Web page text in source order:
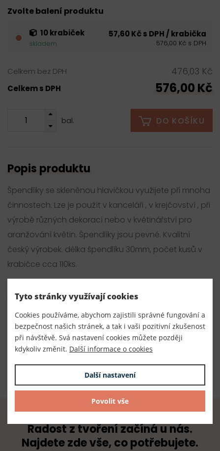
Zvolte balení produktu
10 krabiček
skladem
57,60 Kč s DPH / krabička
576,00 Kč s DPH
Celkem bez DPH 476,03 Kč
Celkem s DPH 576,00 Kč
bal. DO KOŠÍKU
Popis produktu
Špendlíky se skleněnou hlavičkou využijete při mnoha
činnostech. Lze je použít v kanceláři , v krejčovství , při
výrobě různých dekorací nebo v květinářství pro
aranžování květin. Špendlíky jsou pevné. Kvalitní
český výrobek. délka špendlíku 30mm, počet kusů v
krabičce cca 110ks.
Parametry
Číslo produktu:
050001
Dodavatel
TKACZIK s.r.o.
Radost z tvoření začíná u nás.
Najdete zde vše, co potřebujete.
Tyto stránky využívají cookies
Cookies používáme, abychom zajistili správné fungování a
bezpečnost našich stránek, a tak i vaši pozitivní zkušenost
při návštěvě. Svá nastavení cookies můžete později
kdykoliv změnit. Další informace o cookies
Další nastavení
Povolit vše